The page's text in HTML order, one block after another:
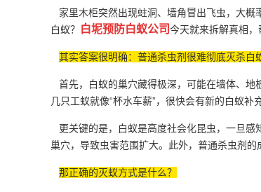
家里木柜突然出现蛀洞、墙角冒出飞虫，大概
白蚁？ 白坭预防白蚁公司今天就来拆解真相，
其实答案很明确：普通杀虫剂很难彻底灭杀白
首先，白蚁的巢穴藏得极深，可能在墙体、地
几只工蚁就像“杯水车薪”，很快会有新的白蚁补充
更关键的是，白蚁是高度社会化昆虫，一旦感
巢穴，导致虫害范围扩大。此外，普通杀虫剂
那正确的灭蚁方式是什么？